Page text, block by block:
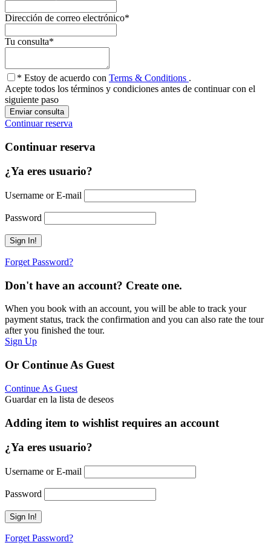
Dirección de correo electrónico*
Tu consulta*
* Estoy de acuerdo con Terms & Conditions .
Acepte todos los términos y condiciones antes de continuar con el
siguiente paso
Continuar reserva
Continuar reserva
¿Ya eres usuario?
Username or E-mail
Password
Forget Password?
Don't have an account? Create one.
When you book with an account, you will be able to track your
payment status, track the confirmation and you can also rate the tour
after you finished the tour.
Sign Up
Or Continue As Guest
Continue As Guest
Guardar en la lista de deseos
Adding item to wishlist requires an account
¿Ya eres usuario?
Username or E-mail
Password
Forget Password?